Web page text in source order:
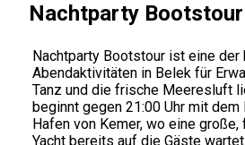
Nachtparty Bootstour
Nachtparty Bootstour ist eine
Abendaktivitäten in Belek für
Tanz und die frische Meeresluft
beginnt gegen 21:00 Uhr mit
Hafen von Kemer, wo eine
Yacht bereits auf die Gäste